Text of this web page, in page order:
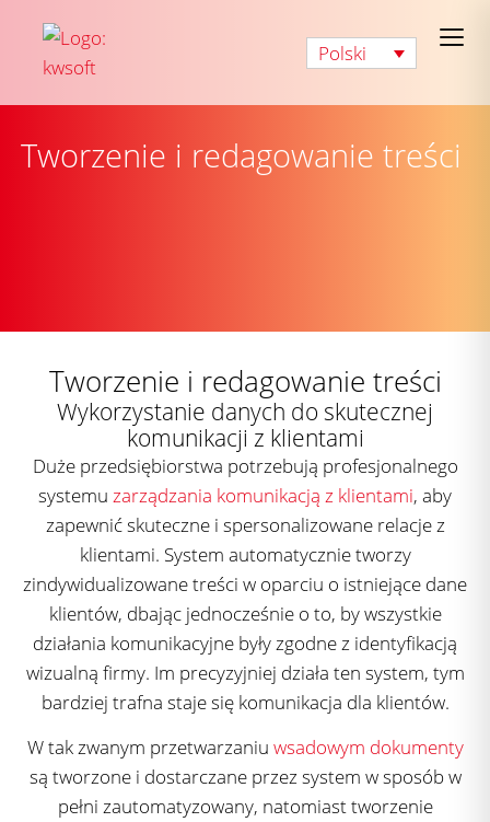
Polski
Tworzenie i redagowanie treści
Tworzenie i redagowanie treści
Wykorzystanie danych do skutecznej
komunikacji z klientami
Duże przedsiębiorstwa potrzebują profesjonalnego
systemu zarządzania komunikacją z klientami, aby
zapewnić skuteczne i spersonalizowane relacje z
klientami. System automatycznie tworzy
zindywidualizowane treści w oparciu o istniejące dane
klientów, dbając jednocześnie o to, by wszystkie
działania komunikacyjne były zgodne z identyfikacją
wizualną firmy. Im precyzyjniej działa ten system, tym
bardziej trafna staje się komunikacja dla klientów.
W tak zwanym przetwarzaniu wsadowym dokumenty
są tworzone i dostarczane przez system w sposób w
pełni zautomatyzowany, natomiast tworzenie